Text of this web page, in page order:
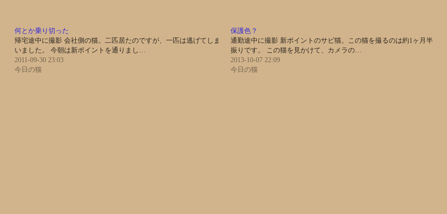
何とか乗り切った
帰宅途中に撮影 会社側の猫。二匹居たのですが、一匹は逃げてしま
いました。 今朝は新ポイントを通りまし…
2011-09-30 23:03
今日の猫
保護色？
通勤途中に撮影 新ポイントのサビ猫。この猫を撮るのは約1ヶ月半
振りです。 この猫を見かけて、カメラの…
2013-10-07 22:09
今日の猫